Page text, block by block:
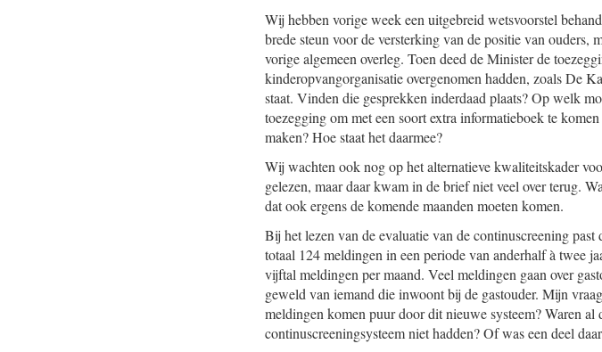
Wij hebben vorige week een uitgebreid wetsvoorstel
brede steun voor de versterking van de positie van ouders,
vorige algemeen overleg. Toen deed de Minister de
kinderopvangorganisatie overgenomen hadden, zoals De
staat. Vinden die gesprekken inderdaad plaats? Op welk
toezegging om met een soort extra informatieboek te
maken? Hoe staat het daarmee?
Wij wachten ook nog op het alternatieve kwaliteitskader
gelezen, maar daar kwam in de brief niet veel over terug.
dat ook ergens de komende maanden moeten komen.
Bij het lezen van de evaluatie van de continuscreening
totaal 124 meldingen in een periode van anderhalf à twee
vijftal meldingen per maand. Veel meldingen gaan over
geweld van iemand die inwoont bij de gastouder. Mijn
meldingen komen puur door dit nieuwe systeem? Waren
continuscreeningsysteem niet hadden? Of was een deel